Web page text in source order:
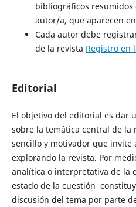
bibliográficos resumidos
autor/a, que aparecen
Cada autor debe
de la revista Registro en
Editorial
El objetivo del editorial es dar
sobre la temática central de la
sencillo y motivador que invite
explorando la revista. Por
analítica o interpretativa de la
estado de la cuestión
discusión del tema por parte